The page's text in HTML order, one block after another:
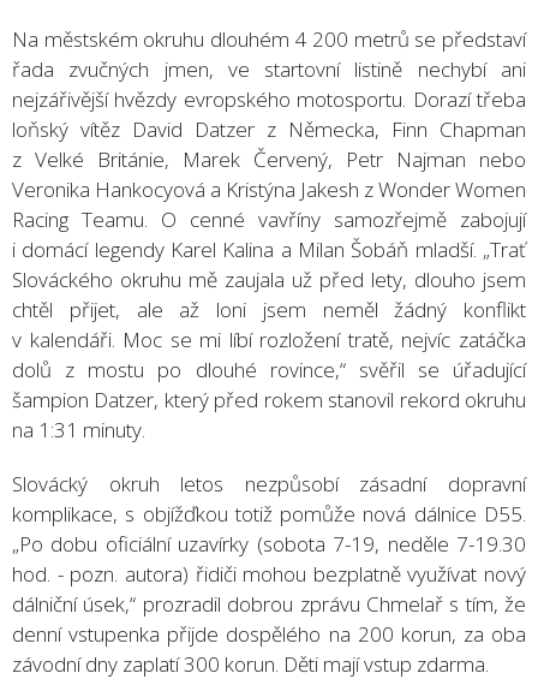
Na městském okruhu dlouhém 4 200 metrů se představí
řada zvučných jmen, ve startovní listině nechybí ani
nejzářivější hvězdy evropského motosportu. Dorazí třeba
loňský vítěz David Datzer z Německa, Finn Chapman
z Velké Británie, Marek Červený, Petr Najman nebo
Veronika Hankocyová a Kristýna Jakesh z Wonder Women
Racing Teamu. O cenné vavříny samozřejmě zabojují
i domácí legendy Karel Kalina a Milan Šobáň mladší. „Trať
Slováckého okruhu mě zaujala už před lety, dlouho jsem
chtěl přijet, ale až loni jsem neměl žádný konflikt
v kalendáři. Moc se mi líbí rozložení tratě, nejvíc zatáčka
dolů z mostu po dlouhé rovince,“ svěřil se úřadující
šampion Datzer, který před rokem stanovil rekord okruhu
na 1:31 minuty.
Slovácký okruh letos nezpůsobí zásadní dopravní
komplikace, s objížďkou totiž pomůže nová dálnice D55.
„Po dobu oficiální uzavírky (sobota 7-19, neděle 7-19.30
hod. - pozn. autora) řidiči mohou bezplatně využívat nový
dálniční úsek,“ prozradil dobrou zprávu Chmelař s tím, že
denní vstupenka přijde dospělého na 200 korun, za oba
závodní dny zaplatí 300 korun. Děti mají vstup zdarma.